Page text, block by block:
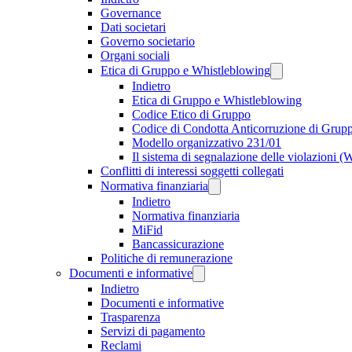
Governance
Dati societari
Governo societario
Organi sociali
Etica di Gruppo e Whistleblowing
Indietro
Etica di Gruppo e Whistleblowing
Codice Etico di Gruppo
Codice di Condotta Anticorruzione di
Modello organizzativo 231/01
Il sistema di segnalazione delle violazioni
Conflitti di interessi soggetti collegati
Normativa finanziaria
Indietro
Normativa finanziaria
MiFid
Bancassicurazione
Politiche di remunerazione
Documenti e informative
Indietro
Documenti e informative
Trasparenza
Servizi di pagamento
Reclami